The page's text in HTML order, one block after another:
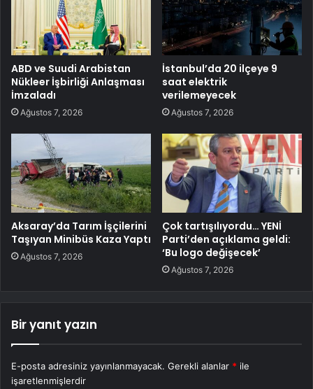
ABD ve Suudi Arabistan
Nükleer İşbirliği Anlaşması
İmzaladı
Ağustos 7, 2026
İstanbul’da 20 ilçeye 9
saat elektrik
verilemeyecek
Ağustos 7, 2026
Aksaray’da Tarım İşçilerini
Taşıyan Minibüs Kaza Yaptı
Ağustos 7, 2026
Çok tartışılıyordu… YENİ
Parti’den açıklama geldi:
‘Bu logo değişecek’
Ağustos 7, 2026
Bir yanıt yazın
E-posta adresiniz yayınlanmayacak. Gerekli alanlar * ile
işaretlenmişlerdir